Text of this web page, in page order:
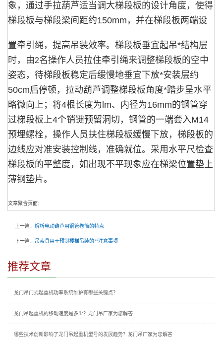
象，通过手拉葫芦适当调大梯段板的设计角度，使得
梯段板与梯段梁间距约150mm ，并在梯段板两端设
置牵引绳，提高吊装效率。梯段板垂宜起吊*结构层
时，由2名操作人员拉住牵引绳来调整梯段板的空中
姿态，待梯段板稳定后缓慢地垂宜下放*安装层约
50cm后停顿，拉动葫芦调整梯段板角度*踏步呈水平
略微向上；将4根长度为 lm、内径为16mm的钢管穿
过梯段板上4个销键预留洞切，钢管的一端套入M14
预埋螺栓，操作人员扶住梯段板缓慢下放，梯段板的
边线应对准安装控制线，准确就位。采用水平尺检查
梯段板的平整度，如出现不平现象应在梯梁位置垫上
薄钢垫片。
文章聚合页面：
上一篇： 解析电动葫芦用钢管卷筒的特点
下一篇： 吊索具用于预制楼梯吊装的**注意事项
推荐文章
龙门吊门式起重机功率系统维护有哪些关键点？
龙门吊起重机的移动速度是多少？龙门吊厂家为您解答
哪些技术创新影响了龙门吊起重机型号的发展趋势？龙门吊厂家为您解答